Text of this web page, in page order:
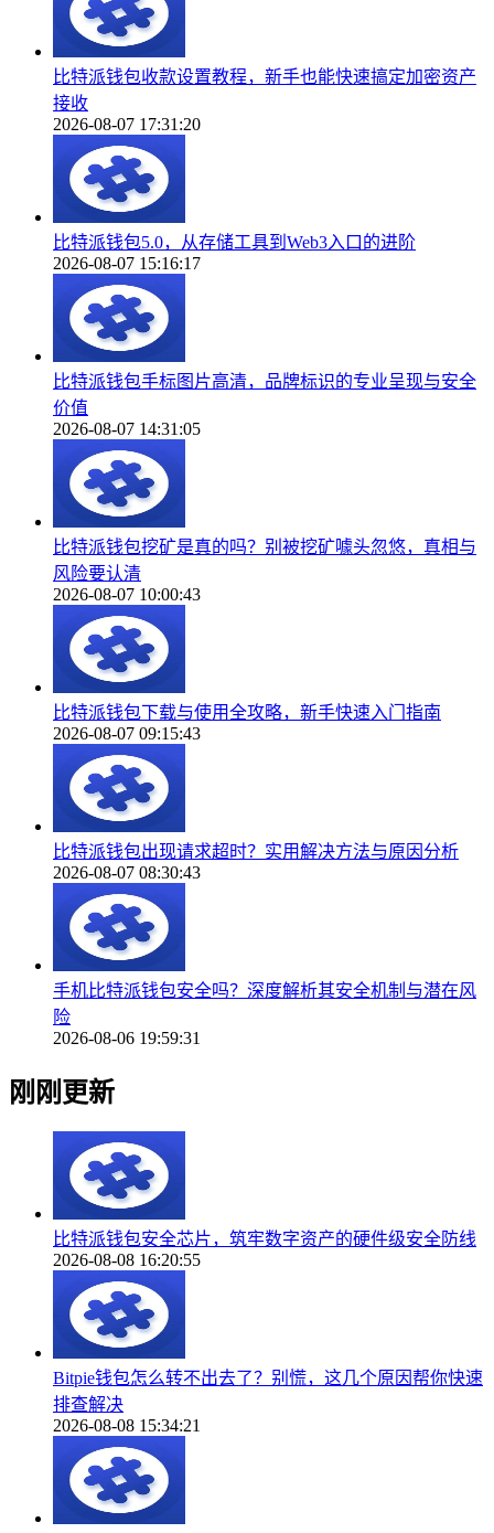
比特派钱包收款设置教程，新手也能快速搞定加密资产
接收
2026-08-07 17:31:20
比特派钱包5.0，从存储工具到Web3入口的进阶
2026-08-07 15:16:17
比特派钱包手标图片高清，品牌标识的专业呈现与安全
价值
2026-08-07 14:31:05
比特派钱包挖矿是真的吗？别被挖矿噱头忽悠，真相与
风险要认清
2026-08-07 10:00:43
比特派钱包下载与使用全攻略，新手快速入门指南
2026-08-07 09:15:43
比特派钱包出现请求超时？实用解决方法与原因分析
2026-08-07 08:30:43
手机比特派钱包安全吗？深度解析其安全机制与潜在风
险
2026-08-06 19:59:31
刚刚更新
比特派钱包安全芯片，筑牢数字资产的硬件级安全防线
2026-08-08 16:20:55
Bitpie钱包怎么转不出去了？别慌，这几个原因帮你快速
排查解决
2026-08-08 15:34:21